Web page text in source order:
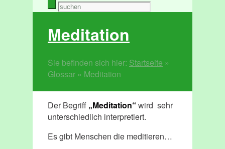
Meditation
Sie befinden sich hier: Startseite »
Glossar » Meditation
Der Begriff „Meditation“ wird sehr
unterschiedlich interpretiert.
Es gibt Menschen die meditieren…